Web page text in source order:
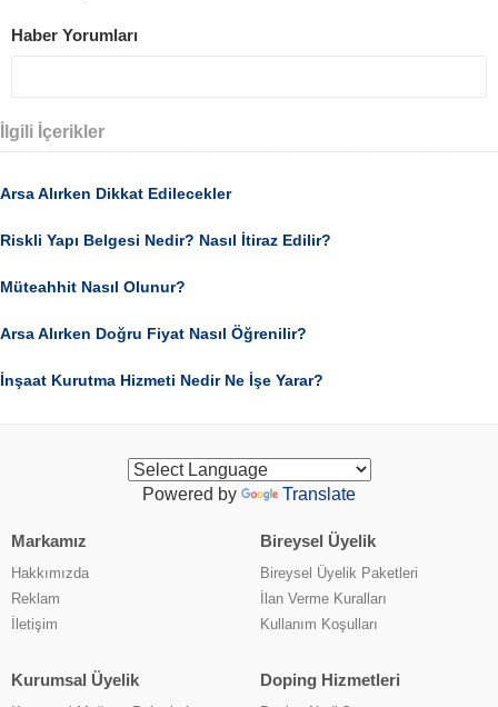
Haber Yorumları
İlgili İçerikler
Arsa Alırken Dikkat Edilecekler
Riskli Yapı Belgesi Nedir? Nasıl İtiraz Edilir?
Müteahhit Nasıl Olunur?
Arsa Alırken Doğru Fiyat Nasıl Öğrenilir?
İnşaat Kurutma Hizmeti Nedir Ne İşe Yarar?
Powered by Translate
Markamız
Hakkımızda
Reklam
İletişim
Bireysel Üyelik
Bireysel Üyelik Paketleri
İlan Verme Kuralları
Kullanım Koşulları
Kurumsal Üyelik Doping Hizmetleri